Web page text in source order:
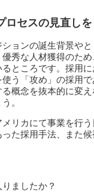
ロセスの見直しを
ションの誕生背景や
秀な人材獲得のた
るところです。採用
う「攻め」の採用
概念を抜本的に変
。
リカにて事業を行
った採用手法、また
ましたか？